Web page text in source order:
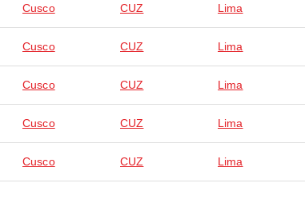
Cusco CUZ Lima
Cusco CUZ Lima
Cusco CUZ Lima
Cusco CUZ Lima
Cusco CUZ Lima